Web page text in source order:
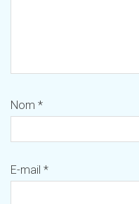
Nom *
E-mail *